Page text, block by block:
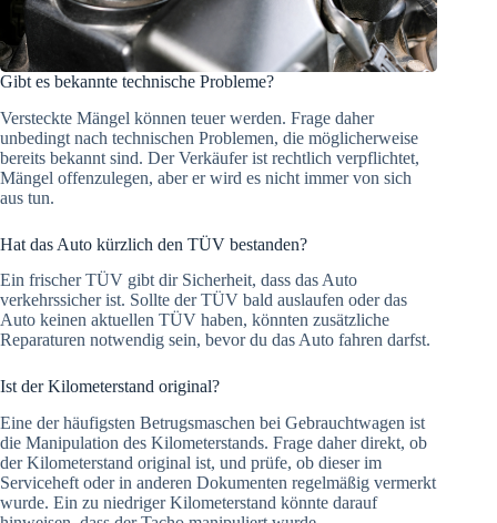
Gibt es bekannte technische Probleme?
Versteckte Mängel können teuer werden. Frage daher
unbedingt nach technischen Problemen, die möglicherweise
bereits bekannt sind. Der Verkäufer ist rechtlich verpflichtet,
Mängel offenzulegen, aber er wird es nicht immer von sich
aus tun.
Hat das Auto kürzlich den TÜV bestanden?
Ein frischer TÜV gibt dir Sicherheit, dass das Auto
verkehrssicher ist. Sollte der TÜV bald auslaufen oder das
Auto keinen aktuellen TÜV haben, könnten zusätzliche
Reparaturen notwendig sein, bevor du das Auto fahren darfst.
Ist der Kilometerstand original?
Eine der häufigsten Betrugsmaschen bei Gebrauchtwagen ist
die Manipulation des Kilometerstands. Frage daher direkt, ob
der Kilometerstand original ist, und prüfe, ob dieser im
Serviceheft oder in anderen Dokumenten regelmäßig vermerkt
wurde. Ein zu niedriger Kilometerstand könnte darauf